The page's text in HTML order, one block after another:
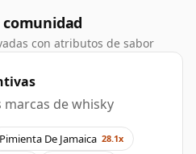
con atributos de sabor
de whisky
Pimienta De Jamaica 28.1x